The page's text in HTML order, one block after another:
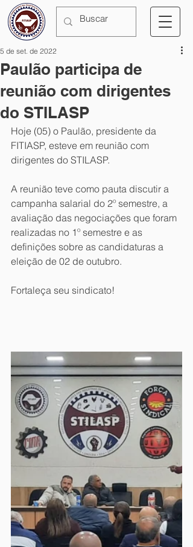
Paulão participa de
reunião com dirigentes
do STILASP
5 de set. de 2022
Hoje (05) o Paulão, presidente da
FITIASP, esteve em reunião com
dirigentes do STILASP.
A reunião teve como pauta discutir a
campanha salarial do 2º semestre, a
avaliação das negociações que foram
realizadas no 1º semestre e as
definições sobre as candidaturas a
eleição de 02 de outubro.
Fortaleça seu sindicato!